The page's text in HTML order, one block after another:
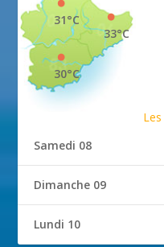
33°C
31°C
30°C
Samedi 08
Dimanche 09
Lundi 10